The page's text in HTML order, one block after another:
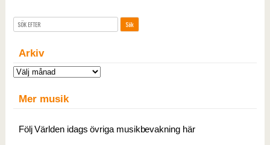
Arkiv
Arkiv
Mer musik
Följ Världen idags övriga musikbevakning här